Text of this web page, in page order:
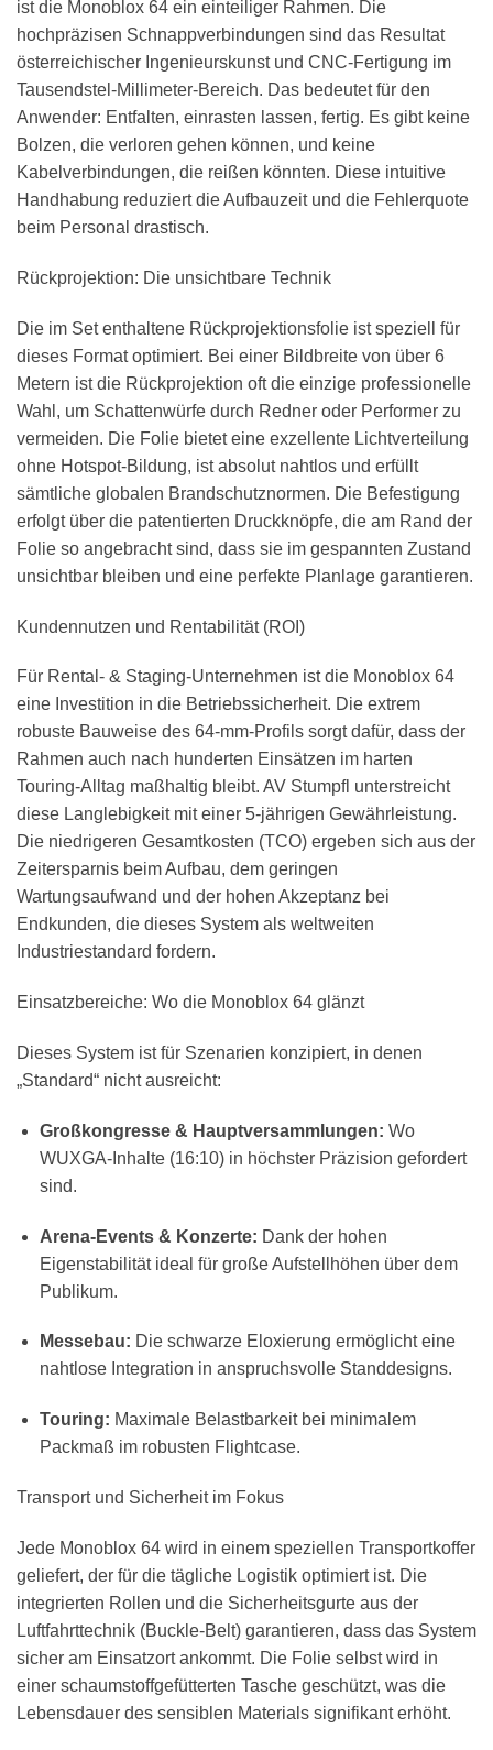
ist die Monoblox 64 ein einteiliger Rahmen. Die
hochpräzisen Schnappverbindungen sind das Resultat
österreichischer Ingenieurskunst und CNC-Fertigung im
Tausendstel-Millimeter-Bereich. Das bedeutet für den
Anwender: Entfalten, einrasten lassen, fertig. Es gibt keine
Bolzen, die verloren gehen können, und keine
Kabelverbindungen, die reißen könnten. Diese intuitive
Handhabung reduziert die Aufbauzeit und die Fehlerquote
beim Personal drastisch.
Rückprojektion: Die unsichtbare Technik
Die im Set enthaltene Rückprojektionsfolie ist speziell für
dieses Format optimiert. Bei einer Bildbreite von über 6
Metern ist die Rückprojektion oft die einzige professionelle
Wahl, um Schattenwürfe durch Redner oder Performer zu
vermeiden. Die Folie bietet eine exzellente Lichtverteilung
ohne Hotspot-Bildung, ist absolut nahtlos und erfüllt
sämtliche globalen Brandschutznormen. Die Befestigung
erfolgt über die patentierten Druckknöpfe, die am Rand der
Folie so angebracht sind, dass sie im gespannten Zustand
unsichtbar bleiben und eine perfekte Planlage garantieren.
Kundennutzen und Rentabilität (ROI)
Für Rental- & Staging-Unternehmen ist die Monoblox 64
eine Investition in die Betriebssicherheit. Die extrem
robuste Bauweise des 64-mm-Profils sorgt dafür, dass der
Rahmen auch nach hunderten Einsätzen im harten
Touring-Alltag maßhaltig bleibt. AV Stumpfl unterstreicht
diese Langlebigkeit mit einer 5-jährigen Gewährleistung.
Die niedrigeren Gesamtkosten (TCO) ergeben sich aus der
Zeitersparnis beim Aufbau, dem geringen
Wartungsaufwand und der hohen Akzeptanz bei
Endkunden, die dieses System als weltweiten
Industriestandard fordern.
Einsatzbereiche: Wo die Monoblox 64 glänzt
Dieses System ist für Szenarien konzipiert, in denen
„Standard“ nicht ausreicht:
Großkongresse & Hauptversammlungen: Wo
WUXGA-Inhalte (16:10) in höchster Präzision gefordert
sind.
Arena-Events & Konzerte: Dank der hohen
Eigenstabilität ideal für große Aufstellhöhen über dem
Publikum.
Messebau: Die schwarze Eloxierung ermöglicht eine
nahtlose Integration in anspruchsvolle Standdesigns.
Touring: Maximale Belastbarkeit bei minimalem
Packmaß im robusten Flightcase.
Transport und Sicherheit im Fokus
Jede Monoblox 64 wird in einem speziellen Transportkoffer
geliefert, der für die tägliche Logistik optimiert ist. Die
integrierten Rollen und die Sicherheitsgurte aus der
Luftfahrttechnik (Buckle-Belt) garantieren, dass das System
sicher am Einsatzort ankommt. Die Folie selbst wird in
einer schaumstoffgefütterten Tasche geschützt, was die
Lebensdauer des sensiblen Materials signifikant erhöht.